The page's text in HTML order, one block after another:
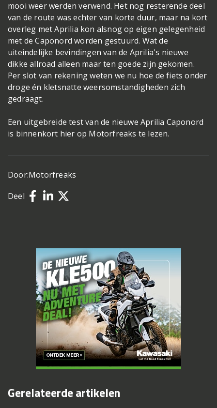
mooi weer werden verwend. Het nog resterende deel
van de route was echter van korte duur, maar na kort
overleg met Aprilia kon alsnog op eigen gelegenheid
met de Caponord worden gestuurd. Wat de
uiteindelijke bevindingen van de Aprilia's nieuwe
dikke allroad alleen maar ten goede zijn gekomen.
Per slot van rekening weten we nu hoe de fiets onder
droge én kletsnatte weersomstandigheden zich
gedraagt.
Een uitgebreide test van de nieuwe Aprilia Caponord
is binnenkort hier op Motorfreaks te lezen.
Door:Motorfreaks
Deel
Gerelateerde artikelen